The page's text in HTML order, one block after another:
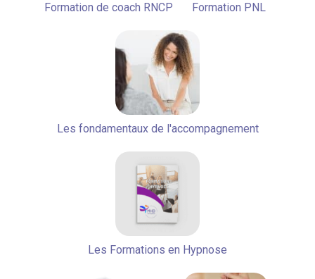
Formation de coach RNCP Formation PNL
Les fondamentaux de l'accompagnement
Les Formations en Hypnose